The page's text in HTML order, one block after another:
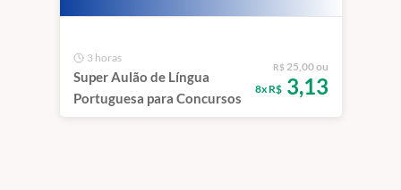
3 horas
Super Aulão de Língua
Portuguesa para Concursos
R$ 25,00 ou
8x R$3,13